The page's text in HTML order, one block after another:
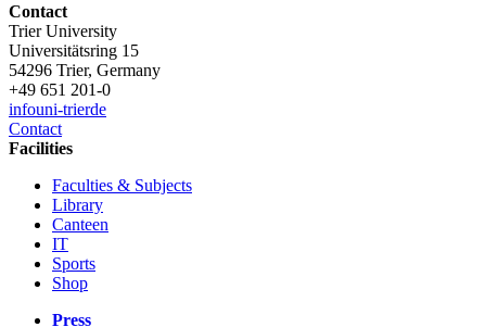
Contact
Trier University
Universitätsring 15
54296 Trier, Germany
+49 651 201-0
infouni-trierde
Contact
Facilities
Faculties & Subjects
Library
Canteen
IT
Sports
Shop
Press